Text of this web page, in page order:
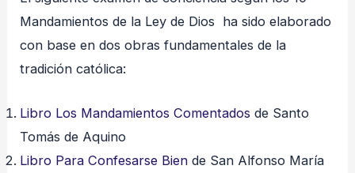
Mandamientos de la Ley de Dios ha sido elaborado
con base en dos obras fundamentales de la
tradición católica:
Libro Los Mandamientos Comentados de Santo
Tomás de Aquino
Libro Para Confesarse Bien de San Alfonso María